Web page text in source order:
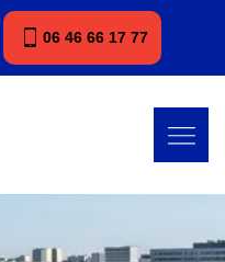
06 46 66 17 77